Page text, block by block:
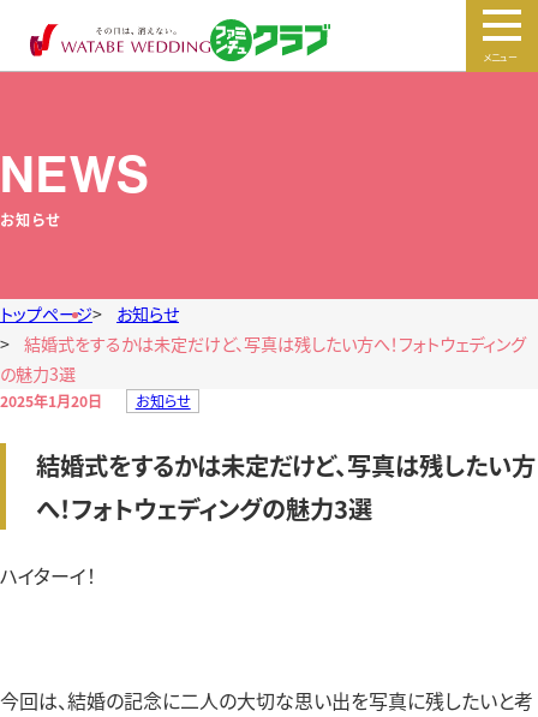
メニュー
NEWS
お知らせ
トップページ
お知らせ
結婚式をするかは未定だけど、写真は残したい方へ！フォトウェディング
の魅力3選
2025年1月20日 お知らせ
結婚式をするかは未定だけど、写真は残したい方
へ！フォトウェディングの魅力3選
ハイターイ！
今回は、結婚の記念に二人の大切な思い出を写真に残したいと考